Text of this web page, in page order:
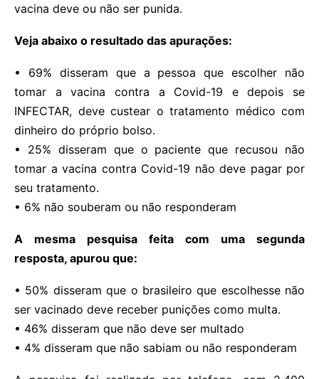
vacina deve ou não ser punida.
Veja abaixo o resultado das apurações:
• 69% disseram que a pessoa que escolher não
tomar a vacina contra a Covid-19 e depois se
INFECTAR, deve custear o tratamento médico com
dinheiro do próprio bolso.
• 25% disseram que o paciente que recusou não
tomar a vacina contra Covid-19 não deve pagar por
seu tratamento.
• 6% não souberam ou não responderam
A mesma pesquisa feita com uma segunda
resposta, apurou que:
• 50% disseram que o brasileiro que escolhesse não
ser vacinado deve receber punições como multa.
• 46% disseram que não deve ser multado
• 4% disseram que não sabiam ou não responderam